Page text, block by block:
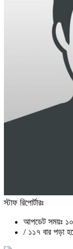
স্টাফ রিপোর্টারঃ
আপডেট সময়ঃ
/ ১১৭ বার পড়া